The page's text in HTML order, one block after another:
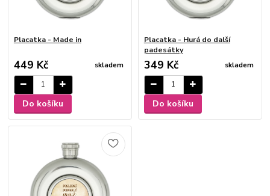
Placatka - Made in
449 Kč skladem
Do košíku
Placatka - Hurá do další
padesátky
349 Kč skladem
Do košíku